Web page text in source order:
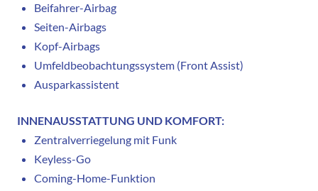
Beifahrer-Airbag
Seiten-Airbags
Kopf-Airbags
Umfeldbeobachtungssystem (Front Assist)
Ausparkassistent
INNENAUSSTATTUNG UND KOMFORT:
Zentralverriegelung mit Funk
Keyless-Go
Coming-Home-Funktion